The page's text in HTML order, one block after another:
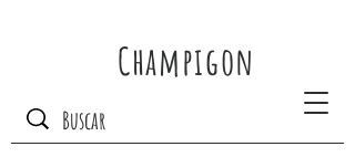
Champigon